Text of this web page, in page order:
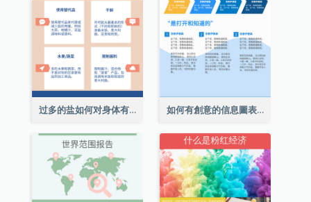
过多的盐如何对身体有害信息图表 如何有創意的信息圖表